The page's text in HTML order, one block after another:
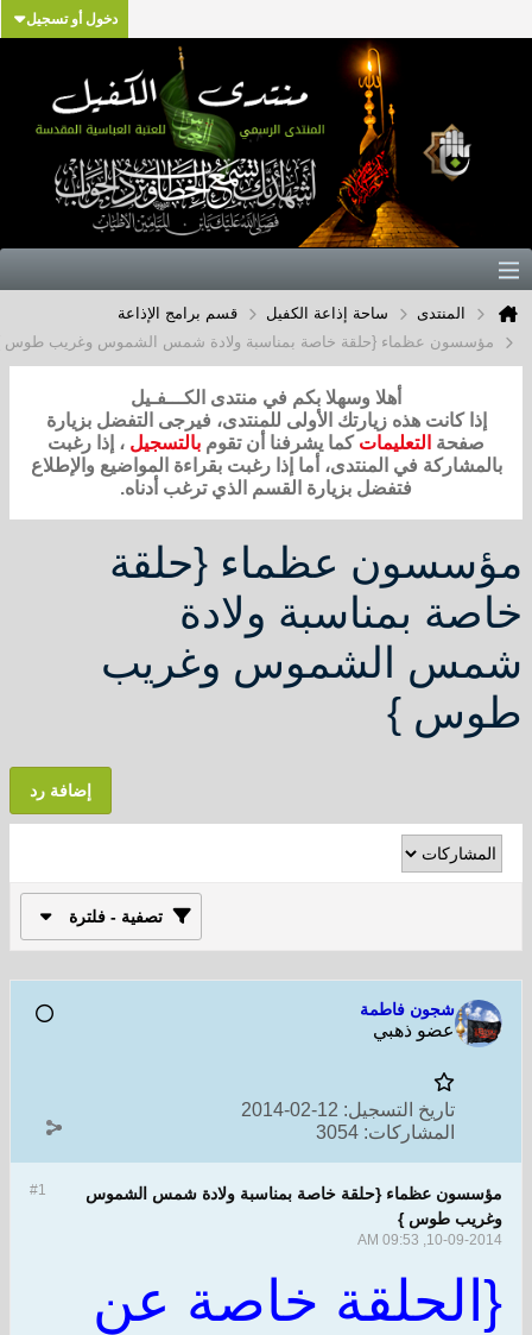
دخول أو تسجيل
المنتدى ساحة إذاعة الكفيل
قسم برامج الإذاعة
مؤسسون عظماء {حلقة خاصة بمناسبة ولادة شمس الشموس وغريب طوس }
أهلا وسهلا بكم في منتدى الكـــفـيل
إذا كانت هذه زيارتك الأولى للمنتدى، فيرجى التفضل بزيارة
صفحة التعليماتكما يشرفنا أن تقوم بالتسجيل ، إذا رغبت
بالمشاركة في المنتدى، أما إذا رغبت بقراءة المواضيع والإطلاع
فتفضل بزيارة القسم الذي ترغب أدناه.
مؤسسون عظماء {حلقة
خاصة بمناسبة ولادة
شمس الشموس وغريب
طوس }
إضافة رد
تصفية - فلترة
شجون فاطمة
عضو ذهبي
تاريخ التسجيل: 12-02-2014
المشاركات: 3054
#1
مؤسسون عظماء {حلقة خاصة بمناسبة ولادة شمس الشموس
وغريب طوس }
10-09-2014, 09:53 AM
{الحلقة خاصة عن